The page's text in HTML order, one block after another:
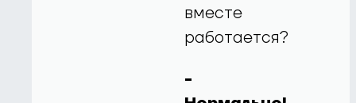
вместе
работается?
-